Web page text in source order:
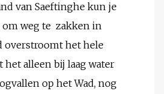
van Saeftinghe kun je
weg te zakken in
overstroomt het hele
het alleen bij laag water
op het Wad, nog